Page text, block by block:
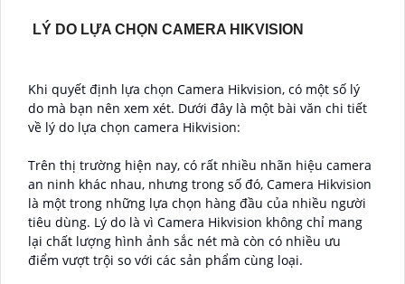
LÝ DO LỰA CHỌN CAMERA HIKVISION
Khi quyết định lựa chọn Camera Hikvision, có một số lý
do mà bạn nên xem xét. Dưới đây là một bài văn chi tiết
về lý do lựa chọn camera Hikvision:
Trên thị trường hiện nay, có rất nhiều nhãn hiệu camera
an ninh khác nhau, nhưng trong số đó, Camera Hikvision
là một trong những lựa chọn hàng đầu của nhiều người
tiêu dùng. Lý do là vì Camera Hikvision không chỉ mang
lại chất lượng hình ảnh sắc nét mà còn có nhiều ưu
điểm vượt trội so với các sản phẩm cùng loại.